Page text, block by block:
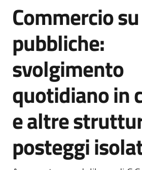
Novità
Vivere
Dozza
on-
Salta al contenuto
Commercio
pubbliche:
svolgimento
quotidiano in
e altre
posteggi